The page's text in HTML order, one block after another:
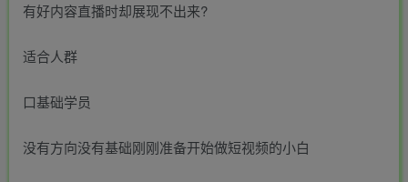
有好内容直播时却展现不出来?
适合人群
口基础学员
没有方向没有基础刚刚准备开始做短视频的小白